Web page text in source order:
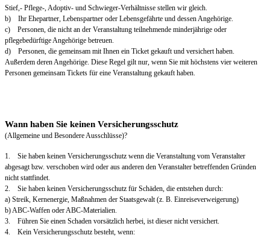
Stief,- Pflege-, Adoptiv- und Schwieger-Verhältnisse stellen wir gleich.
b) Ihr Ehepartner, Lebenspartner oder Lebensgefährte und dessen Angehörige.
c) Personen, die nicht an der Veranstaltung teilnehmende minderjährige oder
pflegebedürftige Angehörige betreuen.
d) Personen, die gemeinsam mit Ihnen ein Ticket gekauft und versichert haben.
Außerdem deren Angehörige. Diese Regel gilt nur, wenn Sie mit höchstens vier weiteren
Personen gemeinsam Tickets für eine Veranstaltung gekauft haben.
Wann haben Sie keinen Versicherungsschutz
(Allgemeine und Besondere Ausschlüsse)?
1. Sie haben keinen Versicherungsschutz wenn die Veranstaltung vom Veranstalter
abgesagt bzw. verschoben wird oder aus anderen den Veranstalter betreffenden Gründen
nicht stattfindet.
2. Sie haben keinen Versicherungsschutz für Schäden, die entstehen durch:
a) Streik, Kernenergie, Maßnahmen der Staatsgewalt (z. B. Einreiseverweigerung)
b) ABC-Waffen oder ABC-Materialien.
3. Führen Sie einen Schaden vorsätzlich herbei, ist dieser nicht versichert.
4. Kein Versicherungsschutz besteht, wenn: